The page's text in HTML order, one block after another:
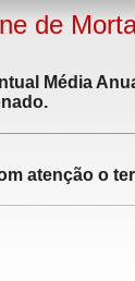
de
Média
atenção o